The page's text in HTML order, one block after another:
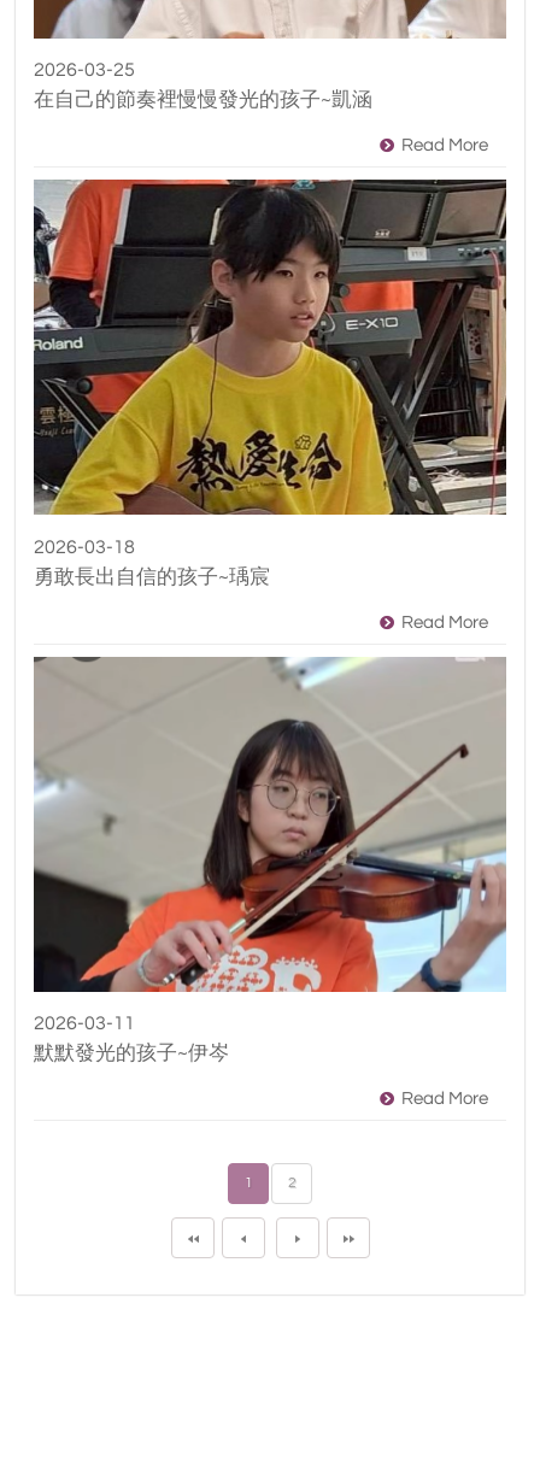
2026-03-25
在自己的節奏裡慢慢發光的孩子~凱涵
Read More
2026-03-18
勇敢長出自信的孩子~瑀宸
Read More
2026-03-11
默默發光的孩子~伊岑
Read More
1 2